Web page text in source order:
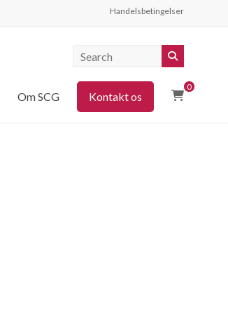
Handelsbetingelser
0
Om SCG Kontakt os